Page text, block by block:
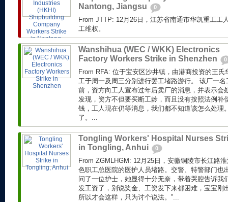
Nantong, Jiangsu
0
From JTTP: 12月26日，江苏省南通市华凯重工工
工维权。
Wanshihua (WEC / WKK) Electronics
Factory Workers Strike in Shenzhen
0
From RFA: 位于宝安区沙井镇，由港商投资的王
工于周一及周三分别进行罢工堵路游行。 该厂一
前，资方向工人宣布过年后卖厂的消息，并表示会
发现，资方不但要买断工龄，而且没有按照法例补
钱，工人现在仍等消息，我们都不知道该怎么处理
了。...
Tongling Workers' Hospital Nurses
in Tongling, Anhui
0
From ZGMLHGM: 12月25日，安徽铜陵市长江路
色职工总医院的医护人员堵路。交警、特警部门也
问了一位护士，她显得十分无奈，带着哭腔告诉我
发工资了，别说奖金、工资发下来都困难，宝宝刚
所以才会这样，只为讨个说法。”...